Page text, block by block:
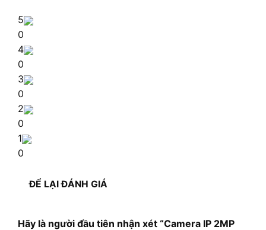
5
0
4
0
3
0
2
0
1
0
ĐỂ LẠI ĐÁNH GIÁ
Hãy là người đầu tiên nhận xét “Camera IP 2MP